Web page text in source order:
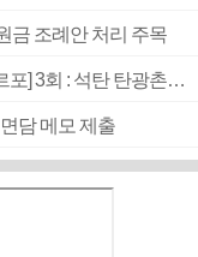
금 조례안 처리 주목
[2026 부산청소년극지체험탐험대 현장르포] 3회 : 석탄 탄광촌에서 북극 연구의 중심지로
담 메모 제출